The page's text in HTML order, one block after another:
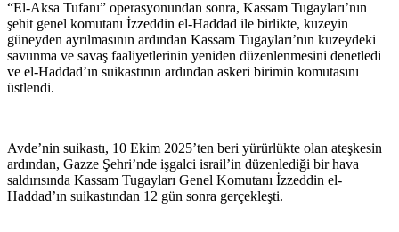
“El-Aksa Tufanı” operasyonundan sonra, Kassam Tugayları’nın
şehit genel komutanı İzzeddin el-Haddad ile birlikte, kuzeyin
güneyden ayrılmasının ardından Kassam Tugayları’nın kuzeydeki
savunma ve savaş faaliyetlerinin yeniden düzenlenmesini denetledi
ve el-Haddad’ın suikastının ardından askeri birimin komutasını
üstlendi.
Avde’nin suikastı, 10 Ekim 2025’ten beri yürürlükte olan ateşkesin
ardından, Gazze Şehri’nde işgalci israil’in düzenlediği bir hava
saldırısında Kassam Tugayları Genel Komutanı İzzeddin el-
Haddad’ın suikastından 12 gün sonra gerçekleşti.